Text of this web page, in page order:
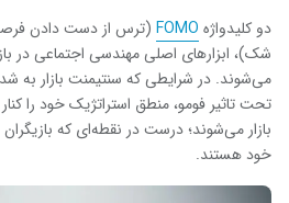
دو کلیدواژه FOMO
شک)، ابزارهای اصلی مهندسی اجتماعی در
می‌شوند. در شرایطی که سنتیمنت بازار به
تحت تاثیر فومو، منطق استراتژیک خود را
بازار می‌شوند؛ درست در نقطه‌ای که
خود هستند.